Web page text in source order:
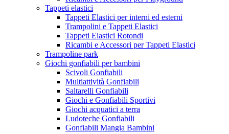
Tappeti elastici
Tappeti Elastici per interni ed esterni
Trampolini e Tappeti Elastici
Tappeti Elastici Rotondi
Ricambi e Accessori per Tappeti Elastici
Trampoline park
Giochi gonfiabili per bambini
Scivoli Gonfiabili
Multiattività Gonfiabili
Saltarelli Gonfiabili
Giochi e Gonfiabili Sportivi
Giochi acquatici a terra
Ludoteche Gonfiabili
Gonfiabili Mangia Bambini